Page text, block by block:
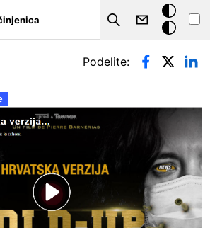
Search
Tamna
pozadina
Podelite: